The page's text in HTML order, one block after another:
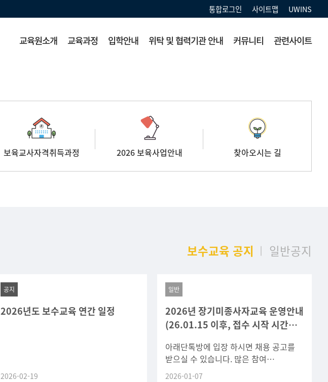
통합로그인 사이트맵 UWINS
교육원소개 교육과정 입학안내 위탁 및 협력기관 안내 커뮤니티 관련사이트
보육교사자격취득과정 2026 보육사업안내 찾아오시는 길
보수교육 공지 일반공지
공지
2026년도 보수교육 연간 일정
2026-02-19
일반
2026년 장기미종사자교육 운영안내
(26.01.15 이후, 접수 시작 시간
아래단톡방에 입장 하시면 채용 공고를
받으실 수 있습니다. 많은 참여
바랍니다.https://open.kakao.com/o/
2026-01-07